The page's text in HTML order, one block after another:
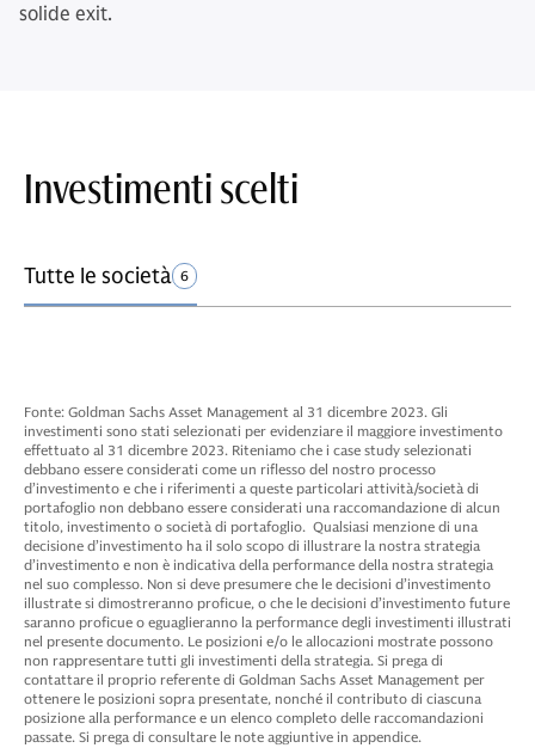
solide exit.
Investimenti scelti
Tutte le società 6
Fonte: Goldman Sachs Asset Management al 31 dicembre 2023. Gli
investimenti sono stati selezionati per evidenziare il maggiore investimento
effettuato al 31 dicembre 2023. Riteniamo che i case study selezionati
debbano essere considerati come un riflesso del nostro processo
d’investimento e che i riferimenti a queste particolari attività/società di
portafoglio non debbano essere considerati una raccomandazione di alcun
titolo, investimento o società di portafoglio. Qualsiasi menzione di una
decisione d’investimento ha il solo scopo di illustrare la nostra strategia
d’investimento e non è indicativa della performance della nostra strategia
nel suo complesso. Non si deve presumere che le decisioni d’investimento
illustrate si dimostreranno proficue, o che le decisioni d’investimento future
saranno proficue o eguaglieranno la performance degli investimenti illustrati
nel presente documento. Le posizioni e/o le allocazioni mostrate possono
non rappresentare tutti gli investimenti della strategia. Si prega di
contattare il proprio referente di Goldman Sachs Asset Management per
ottenere le posizioni sopra presentate, nonché il contributo di ciascuna
posizione alla performance e un elenco completo delle raccomandazioni
passate. Si prega di consultare le note aggiuntive in appendice.